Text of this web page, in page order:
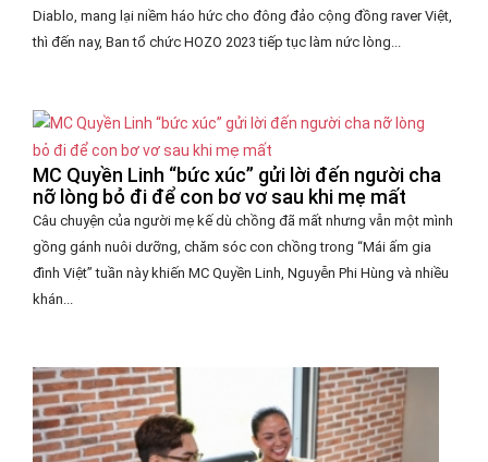
Diablo, mang lại niềm háo hức cho đông đảo cộng đồng raver Việt,
thì đến nay, Ban tổ chức HOZO 2023 tiếp tục làm nức lòng...
MC Quyền Linh “bức xúc” gửi lời đến người cha
nỡ lòng bỏ đi để con bơ vơ sau khi mẹ mất
Câu chuyện của người mẹ kế dù chồng đã mất nhưng vẫn một mình
gồng gánh nuôi dưỡng, chăm sóc con chồng trong “Mái ấm gia
đình Việt” tuần này khiến MC Quyền Linh, Nguyễn Phi Hùng và nhiều
khán...